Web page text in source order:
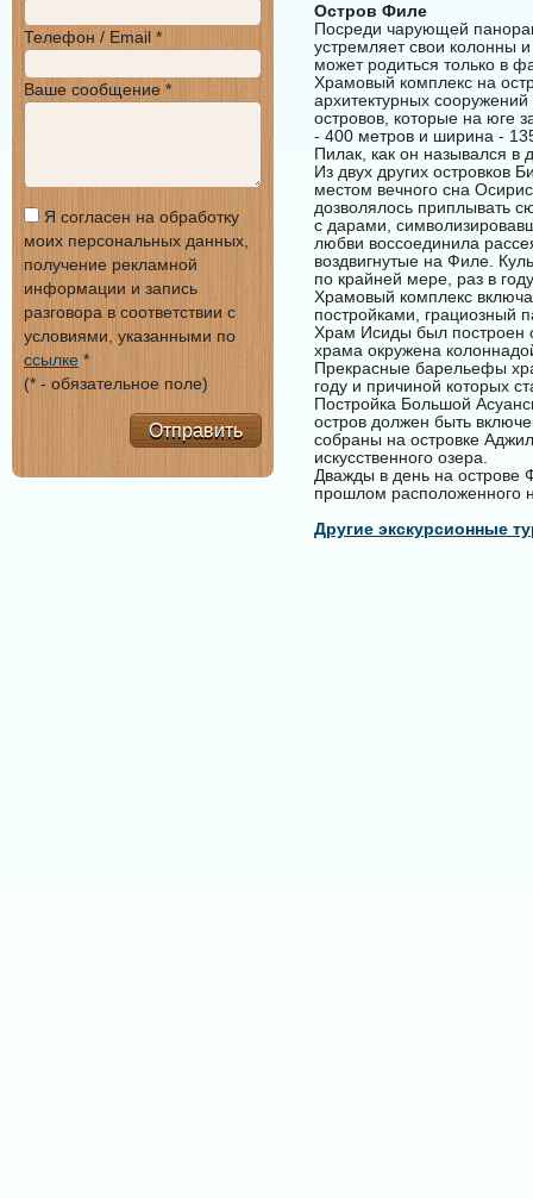
Остров Филе
Посреди чарующей
устремляет свои колонны
может родиться только в
Храмовый комплекс на
архитектурных
островов, которые на юге
- 400 метров и ширина -
Пилак, как он назывался в
Из двух других островков
местом вечного сна
дозволялось приплывать
с дарами,
любви воссоединила
воздвигнутые на Филе.
по крайней мере, раз в
Храмовый комплекс
постройками, грациозный
Храм Исиды был построен
храма окружена
Прекрасные барельефы
году и причиной которых
Постройка Большой
остров должен быть
собраны на островке
искусственного озера.
Дважды в день на острове
прошлом расположенного
Другие экскурсионные
Телефон / Email *
Ваше сообщение *
Я согласен на обработку
моих персональных данных,
получение рекламной
информации и запись
разговора в соответствии с
условиями, указанными по
ссылке *
(* - обязательное поле)
Отправить